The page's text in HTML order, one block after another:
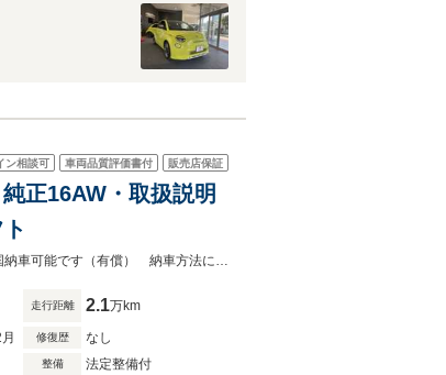
ン相談可 車両品質評価書付 販売店保証
正16AW・取扱説明
カーセンサーを見て電話しましたとお伝え下さい。店舗までお気軽にお電話下さい。全国納車可能です（有償） 納車方法に関してもご相談ください
走行距離 2.1万km
修復歴 なし
整備 法定整備付